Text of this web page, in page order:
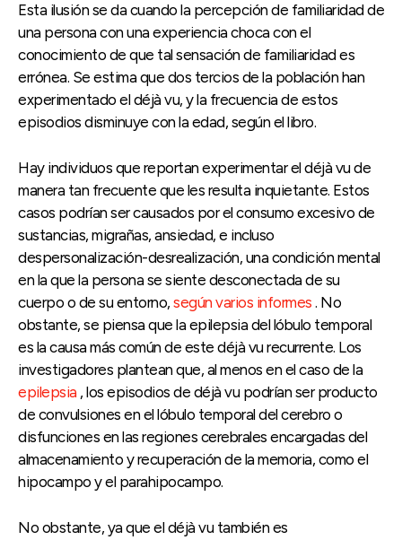
Esta ilusión se da cuando la percepción de familiaridad de
una persona con una experiencia choca con el
conocimiento de que tal sensación de familiaridad es
errónea. Se estima que dos tercios de la población han
experimentado el déjà vu, y la frecuencia de estos
episodios disminuye con la edad, según el libro.
Hay individuos que reportan experimentar el déjà vu de
manera tan frecuente que les resulta inquietante. Estos
casos podrían ser causados por el consumo excesivo de
sustancias, migrañas, ansiedad, e incluso
despersonalización-desrealización, una condición mental
en la que la persona se siente desconectada de su
cuerpo o de su entorno, según varios informes . No
obstante, se piensa que la epilepsia del lóbulo temporal
es la causa más común de este déjà vu recurrente. Los
investigadores plantean que, al menos en el caso de la
epilepsia , los episodios de déjà vu podrían ser producto
de convulsiones en el lóbulo temporal del cerebro o
disfunciones en las regiones cerebrales encargadas del
almacenamiento y recuperación de la memoria, como el
hipocampo y el parahipocampo.
No obstante, ya que el déjà vu también es